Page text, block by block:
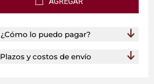
¿Cómo lo puedo pagar?
Plazos y costos de envío